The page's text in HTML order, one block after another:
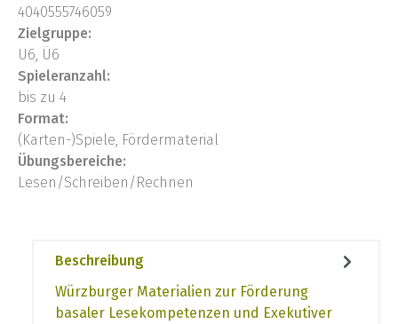
4040555746059
Zielgruppe:
U6, Ü6
Spieleranzahl:
bis zu 4
Format:
(Karten-)Spiele, Fördermaterial
Übungsbereiche:
Lesen/Schreiben/Rechnen
Beschreibung
Würzburger Materialien zur Förderung
basaler Lesekompetenzen und Exekutiver